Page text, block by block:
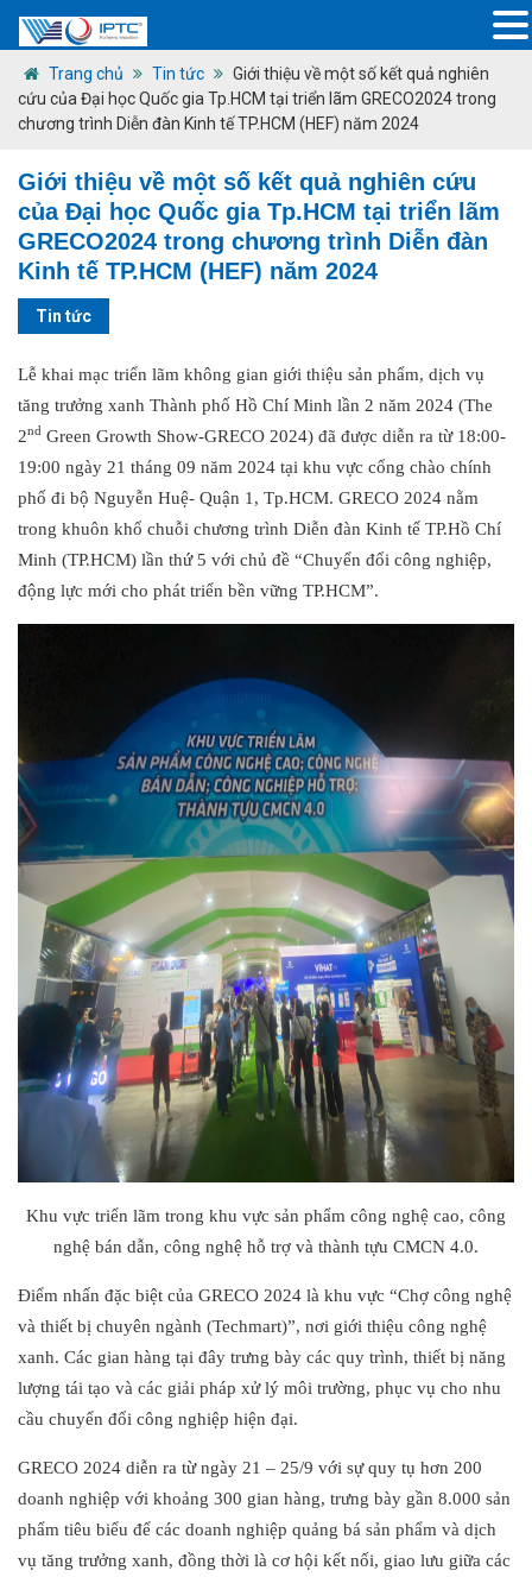
Trang chủ Tin tức
Giới thiệu về một số kết quả nghiên
cứu của Đại học Quốc gia Tp.HCM tại triển lãm GRECO2024 trong
chương trình Diễn đàn Kinh tế TP.HCM (HEF) năm 2024
Giới thiệu về một số kết quả nghiên cứu
của Đại học Quốc gia Tp.HCM tại triển lãm
GRECO2024 trong chương trình Diễn đàn
Kinh tế TP.HCM (HEF) năm 2024
Tin tức
Lễ khai mạc triển lãm không gian giới thiệu sản phẩm, dịch vụ
tăng trưởng xanh Thành phố Hồ Chí Minh lần 2 năm 2024 (The
2nd Green Growth Show-GRECO 2024) đã được diễn ra từ 18:00-
19:00 ngày 21 tháng 09 năm 2024 tại khu vực cổng chào chính
phố đi bộ Nguyễn Huệ- Quận 1, Tp.HCM. GRECO 2024 nằm
trong khuôn khổ chuỗi chương trình Diễn đàn Kinh tế TP.Hồ Chí
Minh (TP.HCM) lần thứ 5 với chủ đề “Chuyển đổi công nghiệp,
động lực mới cho phát triển bền vững TP.HCM”.
Khu vực triển lãm trong khu vực sản phẩm công nghệ cao, công
nghệ bán dẫn, công nghệ hỗ trợ và thành tựu CMCN 4.0.
Điểm nhấn đặc biệt của GRECO 2024 là khu vực “Chợ công nghệ
và thiết bị chuyên ngành (Techmart)”, nơi giới thiệu công nghệ
xanh. Các gian hàng tại đây trưng bày các quy trình, thiết bị năng
lượng tái tạo và các giải pháp xử lý môi trường, phục vụ cho nhu
cầu chuyển đổi công nghiệp hiện đại.
GRECO 2024 diễn ra từ ngày 21 – 25/9 với sự quy tụ hơn 200
doanh nghiệp với khoảng 300 gian hàng, trưng bày gần 8.000 sản
phẩm tiêu biểu để các doanh nghiệp quảng bá sản phẩm và dịch
vụ tăng trưởng xanh, đồng thời là cơ hội kết nối, giao lưu giữa các